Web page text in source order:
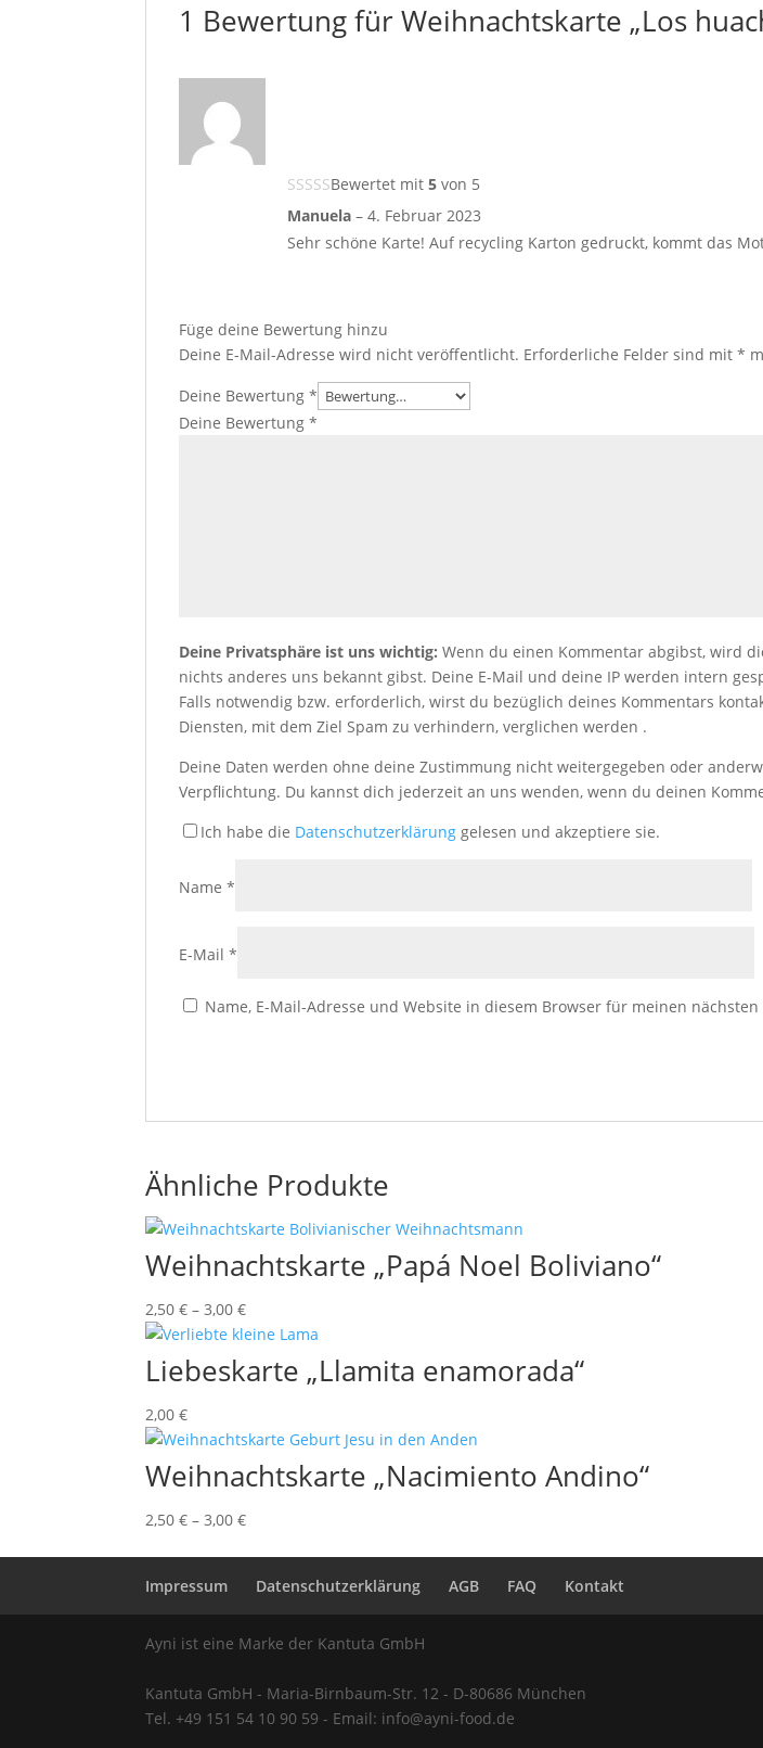
1 Bewertung fürWeihnachtskarte „Los
Bewertet mit5 von 5
Manuela– 4. Februar 2023
Sehr schöne Karte! Auf recycling Karton gedruckt, kommt das
Füge deine Bewertung hinzu
Deine E-Mail-Adresse wird nicht veröffentlicht. Erforderliche Felder sind mit*
Deine Bewertung*
Deine Bewertung*
Deine Privatsphäre ist uns wichtig:Wenn du einen Kommentar abgibst, wird
nichts anderes uns bekannt gibst. Deine E-Mail und deine IP werden intern
Falls notwendig bzw. erforderlich, wirst du bezüglich deines Kommentars
Diensten, mit dem Ziel Spam zu verhindern, verglichen werden .
Deine Daten werden ohne deine Zustimmung nicht weitergegeben oder
Verpflichtung. Du kannst dich jederzeit an uns wenden, wenn du deinen
Ich habe die Datenschutzerklärunggelesen und akzeptiere sie.
Name*
E-Mail*
Name, E-Mail-Adresse und Website in diesem Browser für meinen
Ähnliche Produkte
Weihnachtskarte „Papá Noel Boliviano“
2,50€ –3,00€
Liebeskarte „Llamita enamorada“
2,00€
Weihnachtskarte „Nacimiento Andino“
2,50€ –3,00€
Impressum Datenschutzerklärung AGB FAQ Kontakt
Ayni ist eine Marke der Kantuta GmbH
Kantuta GmbH - Maria-Birnbaum-Str. 12 - D-80686 München
Tel. +49 151 54 10 90 59 - Email: info@ayni-food.de